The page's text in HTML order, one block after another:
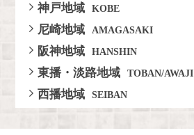
神戸地域 KOBE
尼崎地域 AMAGASAKI
阪神地域 HANSHIN
東播・淡路地域 TOBAN/AWAJI
西播地域 SEIBAN